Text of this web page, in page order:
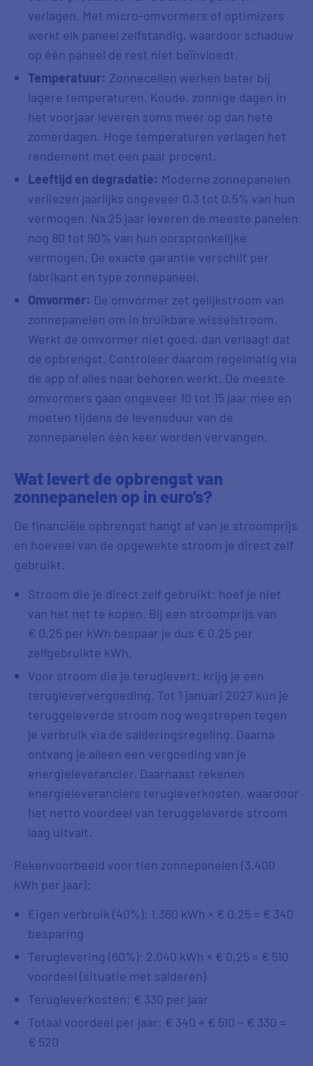
verlagen. Met micro-omvormers of optimizers
werkt elk paneel zelfstandig, waardoor schaduw
op één paneel de rest niet beïnvloedt.
Temperatuur: Zonnecellen werken beter bij
lagere temperaturen. Koude, zonnige dagen in
het voorjaar leveren soms meer op dan hete
zomerdagen. Hoge temperaturen verlagen het
rendement met een paar procent.
Leeftijd en degradatie: Moderne zonnepanelen
verliezen jaarlijks ongeveer 0,3 tot 0,5% van hun
vermogen. Na 25 jaar leveren de meeste panelen
nog 80 tot 90% van hun oorspronkelijke
vermogen. De exacte garantie verschilt per
fabrikant en type zonnepaneel.
Omvormer: De omvormer zet gelijkstroom van
zonnepanelen om in bruikbare wisselstroom.
Werkt de omvormer niet goed, dan verlaagt dat
de opbrengst. Controleer daarom regelmatig via
de app of alles naar behoren werkt. De meeste
omvormers gaan ongeveer 10 tot 15 jaar mee en
moeten tijdens de levensduur van de
zonnepanelen één keer worden vervangen.
Wat levert de opbrengst van
zonnepanelen op in euro’s?
De financiële opbrengst hangt af van je stroomprijs
en hoeveel van de opgewekte stroom je direct zelf
gebruikt.
Stroom die je direct zelf gebruikt: hoef je niet
van het net te kopen. Bij een stroomprijs van
€ 0,25 per kWh bespaar je dus € 0,25 per
zelfgebruikte kWh.
Voor stroom die je teruglevert: krijg je een
terugleververgoeding. Tot 1 januari 2027 kun je
teruggeleverde stroom nog wegstrepen tegen
je verbruik via de salderingsregeling. Daarna
ontvang je alleen een vergoeding van je
energieleverancier. Daarnaast rekenen
energieleveranciers terugleverkosten, waardoor
het netto voordeel van teruggeleverde stroom
laag uitvalt.
Rekenvoorbeeld voor tien zonnepanelen (3.400
kWh per jaar):
Eigen verbruik (40%): 1.360 kWh × € 0,25 = € 340
besparing
Teruglevering (60%): 2.040 kWh × € 0,25 = € 510
voordeel (situatie met salderen)
Terugleverkosten: € 330 per jaar
Totaal voordeel per jaar: € 340 + € 510 − € 330 =
€ 520